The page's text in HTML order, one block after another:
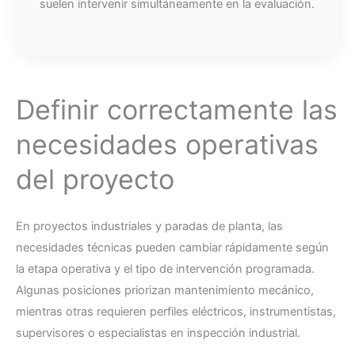
suelen intervenir simultáneamente en la evaluación.
Definir correctamente las
necesidades operativas
del proyecto
En proyectos industriales y paradas de planta, las
necesidades técnicas pueden cambiar rápidamente según
la etapa operativa y el tipo de intervención programada.
Algunas posiciones priorizan mantenimiento mecánico,
mientras otras requieren perfiles eléctricos, instrumentistas,
supervisores o especialistas en inspección industrial.